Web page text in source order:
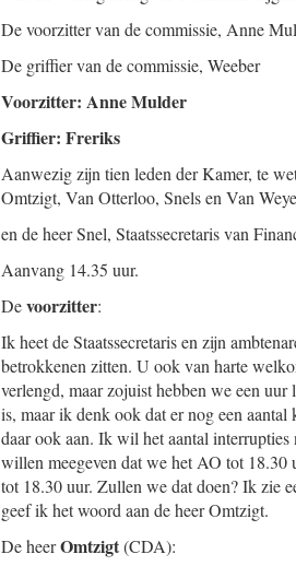
De voorzitter van de commissie, Anne
De griffier van de commissie, Weeber
Voorzitter: Anne Mulder
Griffier: Freriks
Aanwezig zijn tien leden der Kamer, te
Omtzigt, Van Otterloo, Snels en Van
en de heer Snel, Staatssecretaris van
Aanvang 14.35 uur.
Devoorzitter:
Ik heet de Staatssecretaris en zijn
betrokkenen zitten. U ook van harte
verlengd, maar zojuist hebben we een
is, maar ik denk ook dat er nog een
daar ook aan. Ik wil het aantal
willen meegeven dat we het AO tot 18.30
tot 18.30 uur. Zullen we dat doen? Ik zie
geef ik het woord aan de heer Omtzigt.
De heerOmtzigt(CDA):